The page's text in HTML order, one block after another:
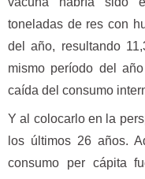
toneladas de res con
del año, resultando
mismo período del
caída del consumo
Y al colocarlo en la
los últimos 26 años.
consumo per cápita